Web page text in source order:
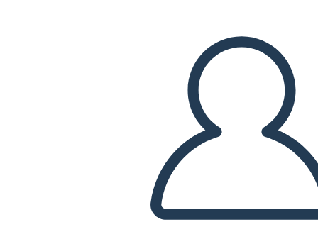
SPELA UPP BILDSPEL
LÄS FÖR MIG